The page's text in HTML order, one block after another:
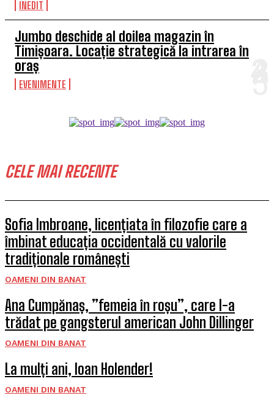
INEDIT
Jumbo deschide al doilea magazin în
Timișoara. Locație strategică la intrarea în
oraș
EVENIMENTE
CELE MAI RECENTE
Sofia Imbroane, licențiata în filozofie care a
îmbinat educația occidentală cu valorile
tradiționale românești
OAMENI DIN BANAT
Ana Cumpănaș, ”femeia în roșu”, care l-a
trădat pe gangsterul american John Dillinger
OAMENI DIN BANAT
La mulți ani, Ioan Holender!
OAMENI DIN BANAT